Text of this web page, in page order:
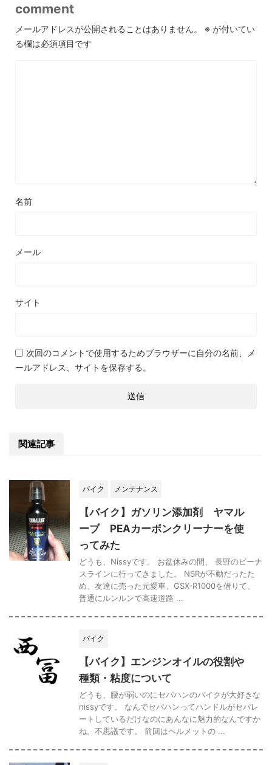
comment
メールアドレスが公開されることはありません。 ※ が付いてい
る欄は必須項目です
名前
メール
サイト
次回のコメントで使用するためブラウザーに自分の名前、メ
ールアドレス、サイトを保存する。
関連記事
バイク メンテナンス
【バイク】ガソリン添加剤 ヤマル
ーブ PEAカーボンクリーナーを使
ってみた
どうも、Nissyです。 お盆休みの間、 長野のビーナ
スラインに行ってきました。 NSRが不動だったた
め、友達に売った元愛車、GSX-R1000を借りて、
普通にルンルンで高速道路 ...
バイク
【バイク】エンジンオイルの役割や
種類・粘度について
どうも、腰が弱いのにセパハンのバイクが大好きな
nissyです。 なんでセパハンってハンドルがセパレ
ートしているだけなのにあんなに魅力的なんですか
ね。不思議です。 前回はヘルメットの ...